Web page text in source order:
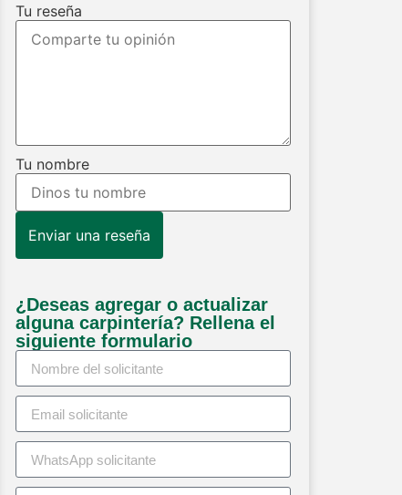
Tu reseña
Tu nombre
Enviar una reseña
¿Deseas agregar o actualizar
alguna carpintería? Rellena el
siguiente formulario